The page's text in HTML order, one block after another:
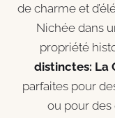
de charme et
Nichée dans
propriété
distinctes: La
parfaites pour
ou pour des